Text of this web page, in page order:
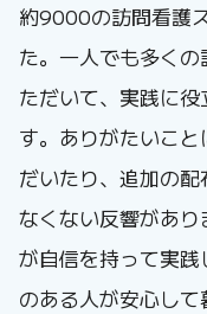
約9000の訪問看護
た。一人でも多く
ただいて、実践に
す。ありがたいこ
だいたり、追加の
なくない反響があ
が自信を持って実
のある人が安心し